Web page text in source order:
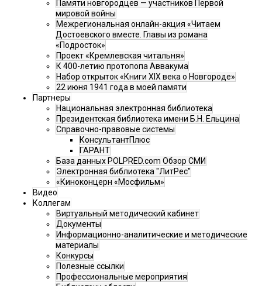
Памяти новгородцев — участников Первой
мировой войны
Межрегиональная онлайн-акция «Читаем
Достоевского вместе. Главы из романа
«Подросток»
Проект «Кремлевская читальня»
К 400-летию протопопа Аввакума
Набор открыток «Книги XIX века о Новгороде»
22 июня 1941 года в моей памяти
Партнеры
Национальная электронная библиотека
Президентская библиотека имени Б.Н. Ельцина
Справочно-правовые системы
КонсультантПлюс
ГАРАНТ
База данных POLPRED.com Обзор СМИ
Электронная библиотека "ЛитРес"
«Киноконцерн «Мосфильм»
Видео
Коллегам
Виртуальный методический кабинет
Документы
Информационно-аналитические и методические
материалы
Конкурсы
Полезные ссылки
Профессиональные мероприятия